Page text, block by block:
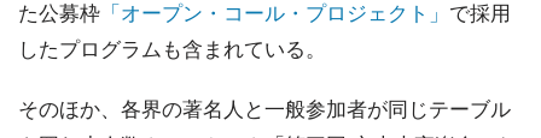
た公募枠 「オープン・コール・プロジェクト」 で採用
したプログラムも含まれている。
そのほか、各界の著名人と一般参加者が同じテーブル